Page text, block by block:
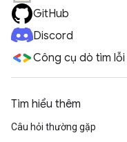
GitHub
Discord
Công cụ dò tìm lỗi
Tìm hiểu thêm
Câu hỏi thường gặp